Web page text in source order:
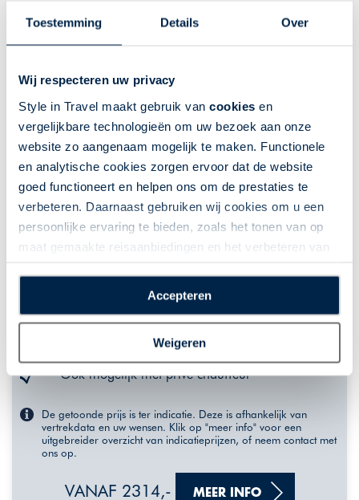
Toestemming Details Over
Wij respecteren uw privacy
Style in Travel maakt gebruik van cookies en
vergelijkbare technologieën om uw bezoek aan onze
website zo aangenaam mogelijk te maken. Functionele
en analytische cookies zorgen ervoor dat de website
goed functioneert en helpen ons om de prestaties te
verbeteren. Daarnaast gebruiken wij cookies om u een
persoonlijke ervaring te bieden, zoals het tonen van op
maat gemaakte reisaanbiedingen en het verbeteren van
plaatsen van alle hierboven beschreven cookies en
technologieën, waarmee persoonlijke gegevens kunnen
worden verzameld. Indien u kiest voor “Weigeren”
plaatsen wij enkel functionele cookies, en zal er geen
sprake zijn van gepersonaliseerde content.
Accepteren
Weigeren
Koningssteden, Atlas en Woestijn
Marokko | Fly-drive | 17 dagen | Marokko | 16
nacht(en) of langer
Boekbaar voor 2026
Fly-Drives
Rondreizen met privé chauffeur
Zeer complete route door Marokko
Historische monumenten
Koningssteden Rabat, Fes, Marrakech
Over bergpassen en langs valleien
Ook mogelijk met privé chauffeur
De getoonde prijs is ter indicatie. Deze is afhankelijk van
vertrekdata en uw wensen. Klik op "meer info" voor een
uitgebreider overzicht van indicatieprijzen, of neem contact met
ons op.
VANAF 2314,- MEER INFO